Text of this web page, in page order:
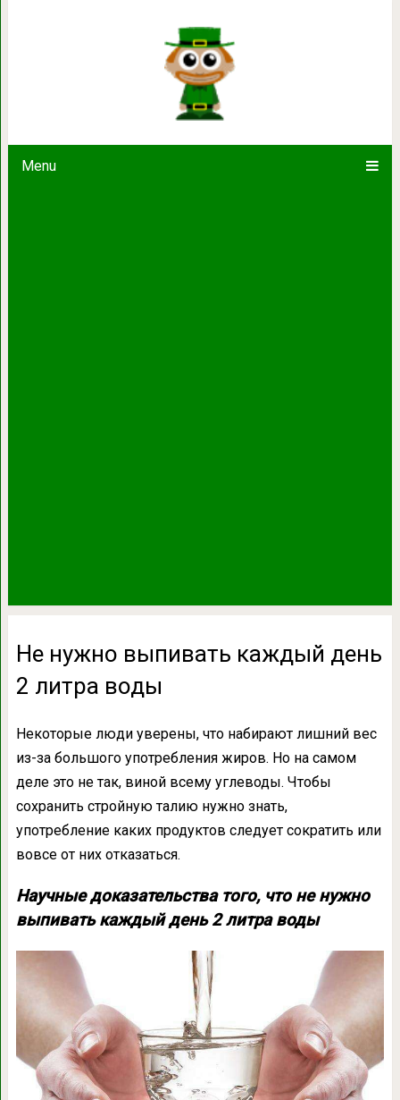
Menu
Не нужно выпивать
Не нужно выпивать каждый день
2 литра воды
Некоторые люди уверены, что набирают лишний вес
из-за большого употребления жиров. Но на самом
деле это не так, виной всему углеводы. Чтобы
сохранить стройную талию нужно знать,
употребление каких продуктов следует сократить или
вовсе от них отказаться.
Научные доказательства того, что не нужно
выпивать каждый день 2 литра воды